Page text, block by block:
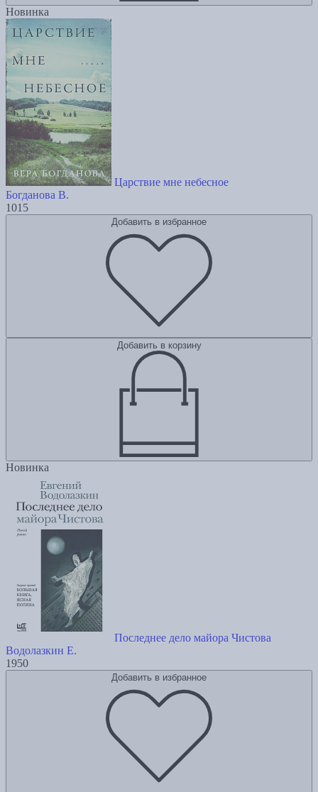
Новинка
Царствие мне небесное
Богданова В.
1015
Добавить в избранное
Добавить в корзину
Новинка
Последнее дело майора Чистова
Водолазкин Е.
1950
Добавить в избранное